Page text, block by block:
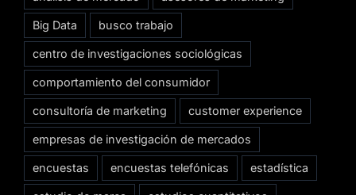
Big Data busco trabajo
centro de investigaciones sociológicas
comportamiento del consumidor
consultoría de marketing customer experience
empresas de investigación de mercados
encuestas encuestas telefónicas estadística